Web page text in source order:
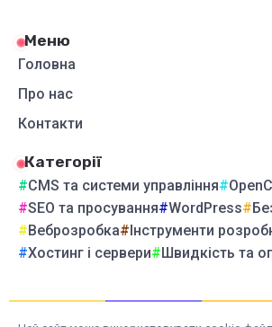
Меню
Головна
Про нас
Контакти
Категорії
CMS та системи управління
SEO та просування
WordPress
Веброзробка
Інструменти
Хостинг і сервери
Швидкість та